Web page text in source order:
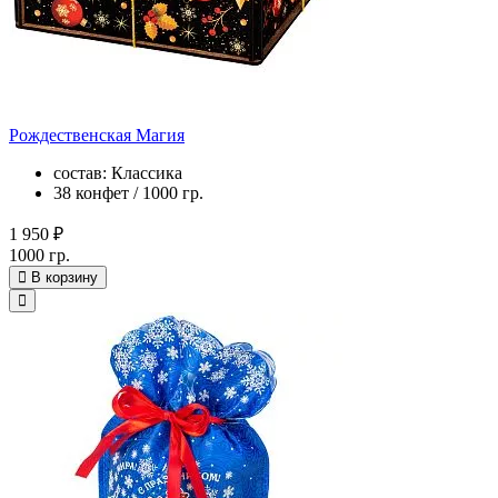
Рождественская Магия
состав: Классика
38 конфет / 1000 гр.
1 950 ₽
1000 гр.
В корзину